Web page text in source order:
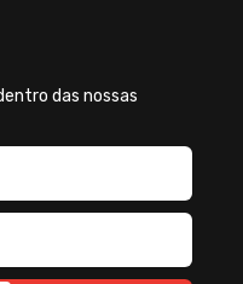
das nossas